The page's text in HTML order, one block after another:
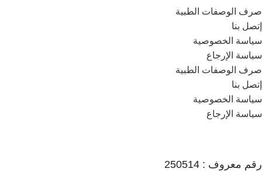
صرف الوصفات الطبية
إتصل بنا
سياسة الخصوصية
سياسة الإرجاع
صرف الوصفات الطبية
إتصل بنا
سياسة الخصوصية
سياسة الإرجاع
رقم معروف : 250514